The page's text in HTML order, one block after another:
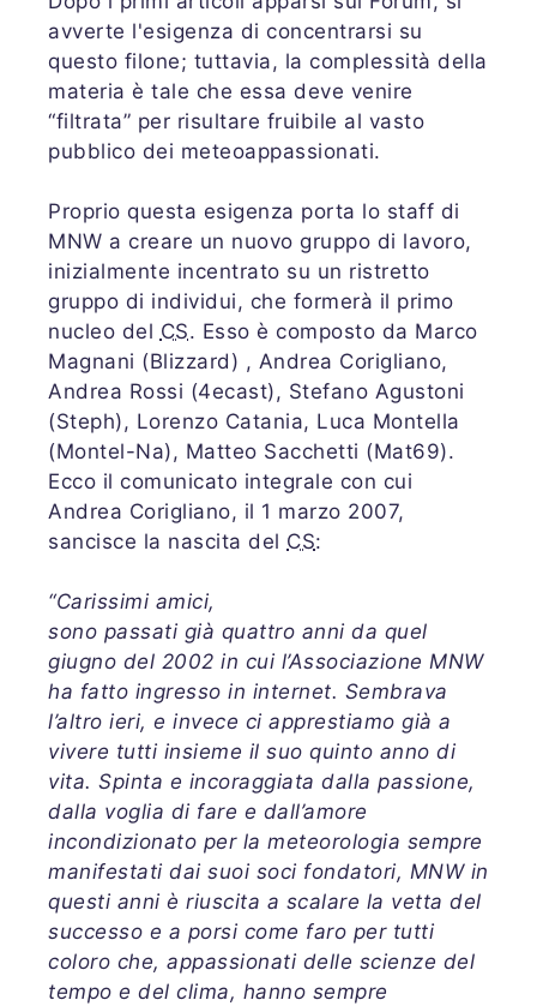
avverte l'esigenza di concentrarsi su
questo filone; tuttavia, la complessità della
materia è tale che essa deve venire
“filtrata” per risultare fruibile al vasto
pubblico dei meteoappassionati.
Proprio questa esigenza porta lo staff di
MNW a creare un nuovo gruppo di lavoro,
inizialmente incentrato su un ristretto
gruppo di individui, che formerà il primo
nucleo del CS. Esso è composto da Marco
Magnani (Blizzard) , Andrea Corigliano,
Andrea Rossi (4ecast), Stefano Agustoni
(Steph), Lorenzo Catania, Luca Montella
(Montel-Na), Matteo Sacchetti (Mat69).
Ecco il comunicato integrale con cui
Andrea Corigliano, il 1 marzo 2007,
sancisce la nascita del CS:
“Carissimi amici,
sono passati già quattro anni da quel
giugno del 2002 in cui l’Associazione MNW
ha fatto ingresso in internet. Sembrava
l’altro ieri, e invece ci apprestiamo già a
vivere tutti insieme il suo quinto anno di
vita. Spinta e incoraggiata dalla passione,
dalla voglia di fare e dall’amore
incondizionato per la meteorologia sempre
manifestati dai suoi soci fondatori, MNW in
questi anni è riuscita a scalare la vetta del
successo e a porsi come faro per tutti
coloro che, appassionati delle scienze del
tempo e del clima, hanno sempre